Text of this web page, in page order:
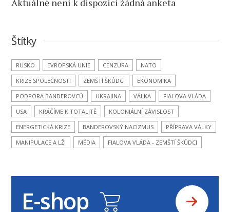
Aktuálně není k dispozici žádná anketa
Štítky
RUSKO EVROPSKÁ UNIE CENZURA
NATO
KRIZE SPOLEČNOSTI
ZEMŠTÍ ŠKŮDCI
EKONOMIKA
PODPORA BANDEROVCŮ
UKRAJINA VÁLKA
FIALOVA VLÁDA
USA
KRÁČÍME K TOTALITĚ
KOLONIÁLNÍ ZÁVISLOST
ENERGETICKÁ KRIZE
BANDEROVSKÝ NACIZMUS
PŘÍPRAVA VÁLKY
MANIPULACE A LŽI
MÉDIA FIALOVA VLÁDA - ZEMŠTÍ ŠKŮDCI
E-shop